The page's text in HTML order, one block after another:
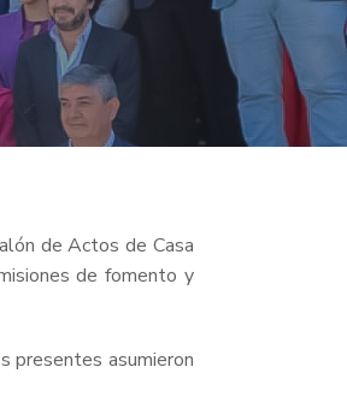
de Actos de Casa
de fomento y
presentes asumieron